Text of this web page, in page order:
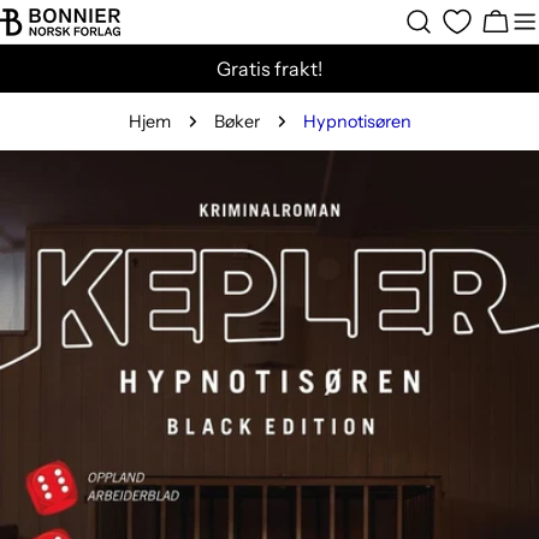
Hopp
til
Gratis frakt!
Hjem Bøker Hypnotisøren